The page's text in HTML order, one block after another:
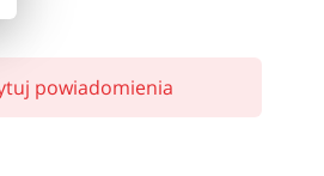
powiadomienia